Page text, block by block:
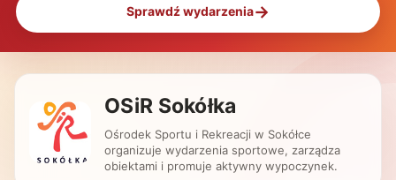
Sprawdź wydarzenia→
OSiR Sokółka
Ośrodek Sportu i Rekreacji w Sokółce
organizuje wydarzenia sportowe, zarządza
obiektami i promuje aktywny wypoczynek.